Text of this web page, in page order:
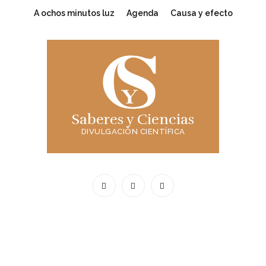
A ochos minutos luz Agenda Causa y efecto
Saberes y Ciencias
DIVULGACIÓN CIENTÍFICA